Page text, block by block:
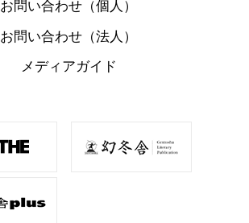
お問い合わせ（個人）
お問い合わせ（法人）
メディアガイド